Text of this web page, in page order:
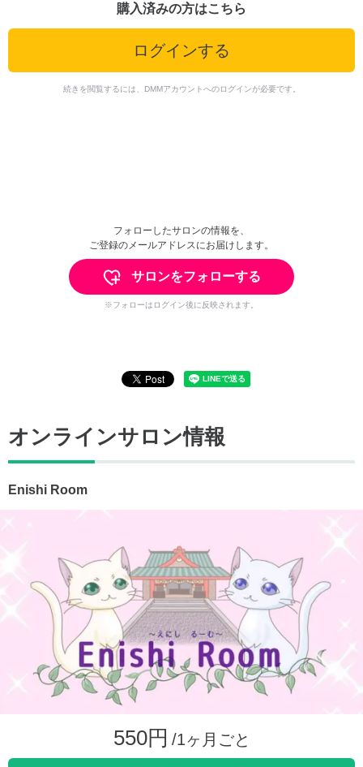
購入済みの方はこちら
ログインする
続きを閲覧するには、DMMアカウントへのログインが必要です。
フォローしたサロンの情報を、
ご登録のメールアドレスにお届けします。
サロンをフォローする
※フォローはログイン後に反映されます。
オンラインサロン情報
Enishi Room
550円 /1ヶ月ごと